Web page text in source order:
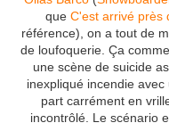
que C'est arrivé près
référence), on a tout de
de loufoquerie. Ça
une scène de suicide
inexpliqué incendie
part carrément en
incontrôlé. Le scénario